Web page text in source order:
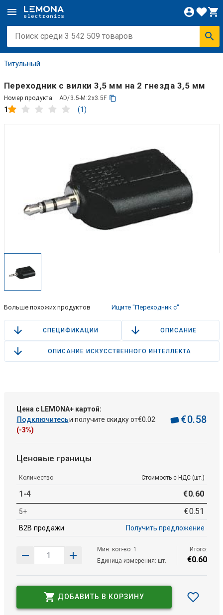
Титульный
Переходник с вилки 3,5 мм на 2 гнезда 3,5 мм
1 (1)
Номер продукта: AD/3.5-M:2x3.5F
Больше похожих продуктов Ищите "Переходник с"
СПЕЦИФИКАЦИИ ОПИСАНИЕ
ОПИСАНИЕ ИСКУССТВЕННОГО ИНТЕЛЛЕКТА
Цена с LEMONA+ картой:
Подключитесьи получите скидку от€0 02
(-3%)
€0.58
Ценовые границы
Количество Стоимость с НДС (шт.)
1-4 €0.60
5+ €0.51
B2B продажи Получить предложение
Мин. кол-во: 1
Единица измерения: шт.
Итого:
€0.60
ДОБАВИТЬ В КОРЗИНУ